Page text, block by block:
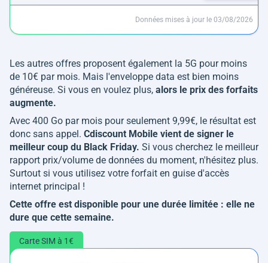
Données mises à jour le 03/08/2026
Les autres offres proposent également la 5G pour moins
de 10€ par mois. Mais l'enveloppe data est bien moins
généreuse. Si vous en voulez plus, alors le prix des forfaits
augmente.
Avec 400 Go par mois pour seulement 9,99€, le résultat est
donc sans appel. Cdiscount Mobile vient de signer le
meilleur coup du Black Friday. Si vous cherchez le meilleur
rapport prix/volume de données du moment, n'hésitez plus.
Surtout si vous utilisez votre forfait en guise d'accès
internet principal !
Cette offre est disponible pour une durée limitée : elle ne
dure que cette semaine.
Carte SIM à 1€